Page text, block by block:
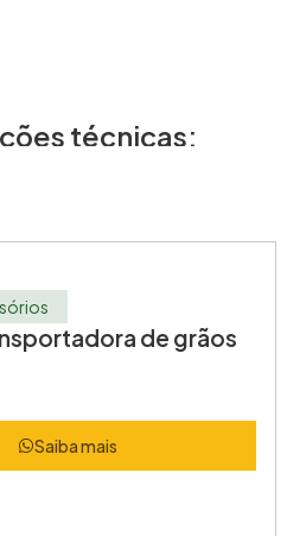
técnicas:
de grãos
Saiba mais